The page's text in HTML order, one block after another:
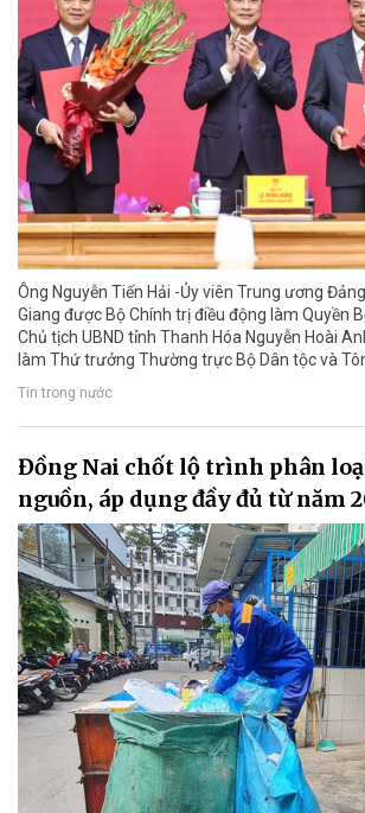
Ông Nguyễn Tiến Hải -Ủy viên Trung ương
Giang được Bộ Chính trị điều động làm Quyền
Chủ tịch UBND tỉnh Thanh Hóa Nguyễn Hoài
làm Thứ trưởng Thường trực Bộ Dân tộc và
Tin trong nước
Đồng Nai chốt lộ trình phân
nguồn, áp dụng đầy đủ từ năm